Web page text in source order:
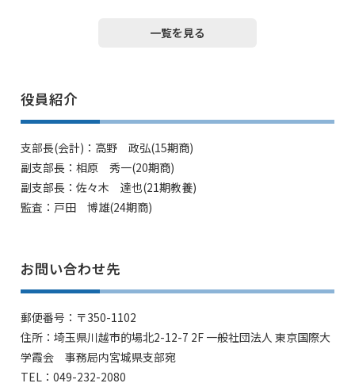
一覧を見る
役員紹介
支部長(会計)：高野 政弘(15期商)
副支部長：相原 秀一(20期商)
副支部長：佐々木 達也(21期教養)
監査：戸田 博雄(24期商)
お問い合わせ先
郵便番号：〒350-1102
住所：埼玉県川越市的場北2-12-7 2F 一般社団法人 東京国際大
学霞会 事務局内宮城県支部宛
TEL：049-232-2080